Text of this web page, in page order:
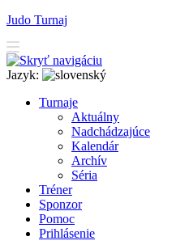
Judo Turnaj
Jazyk:
Turnaje
Aktuálny
Nadchádzajúce
Kalendár
Archív
Séria
Tréner
Sponzor
Pomoc
Prihlásenie